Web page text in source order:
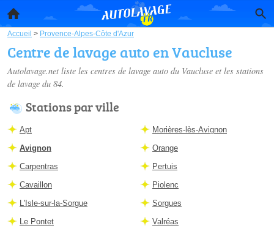
Accueil > Provence-Alpes-Côte d'Azur
Centre de lavage auto en Vaucluse
Autolavage.net liste les centres de lavage auto du Vaucluse et les stations
de lavage du 84.
Stations par ville
Apt
Avignon
Carpentras
Cavaillon
L'Isle-sur-la-Sorgue
Le Pontet
Morières-lès-Avignon
Orange
Pertuis
Piolenc
Sorgues
Valréas